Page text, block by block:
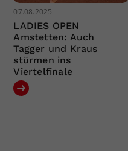
07.08.2025
LADIES OPEN
Amstetten: Auch
Tagger und Kraus
stürmen ins
Viertelfinale